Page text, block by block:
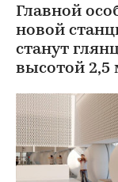
Главной
новой
станут
высотой 2,5